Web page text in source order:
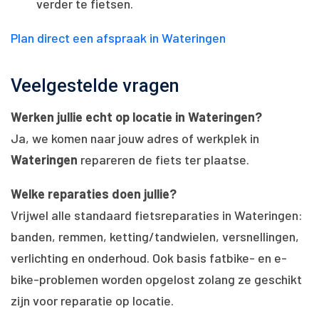
verder te fietsen.
Plan direct een afspraak in Wateringen
Veelgestelde vragen
Werken jullie echt op locatie in Wateringen?
Ja, we komen naar jouw adres of werkplek in
Wateringen repareren de fiets ter plaatse.
Welke reparaties doen jullie?
Vrijwel alle standaard fietsreparaties in Wateringen:
banden, remmen, ketting/tandwielen, versnellingen,
verlichting en onderhoud. Ook basis fatbike- en e-
bike-problemen worden opgelost zolang ze geschikt
zijn voor reparatie op locatie.